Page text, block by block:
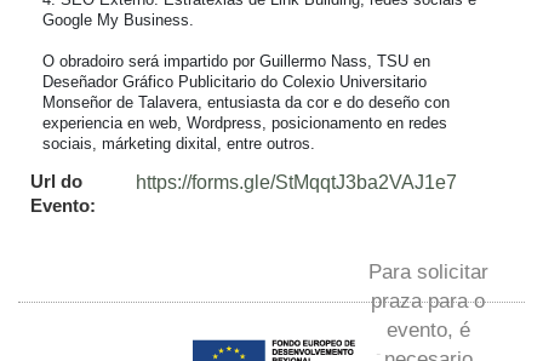
Google My Business.
O obradoiro será impartido por Guillermo Nass, TSU en
Deseñador Gráfico Publicitario do Colexio Universitario
Monseñor de Talavera, entusiasta da cor e do deseño con
experiencia en web, Wordpress, posicionamento en redes
sociais, márketing dixital, entre outros.
Url do
Evento:
https://forms.gle/StMqqtJ3ba2VAJ1e7
Para solicitar
praza para o
evento, é